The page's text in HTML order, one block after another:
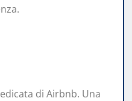
di Airbnb. Una